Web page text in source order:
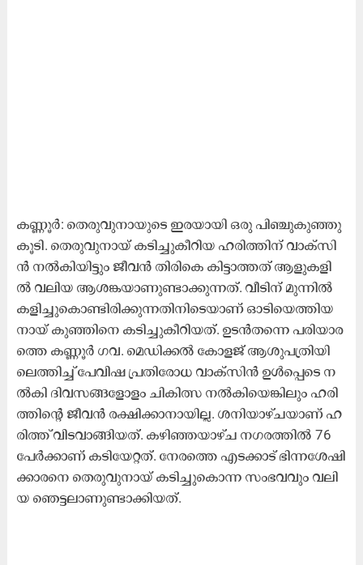
ക​ണ്ണൂ​ർ: തെ​രു​വു​നാ​യു​ടെ ഇ​ര​യാ​യി ഒ​രു പി​ഞ്ചു​കു​ഞ്ഞു​
കൂ​ടി. തെ​രു​വു​നാ​യ് ക​ടി​ച്ചു​കീ​റി​യ ഹ​രി​ത്തി​ന് വാ​ക്സി​
ൻ ന​ൽ​കി​യി​ട്ടും ജീ​വ​ൻ തി​രി​കെ കി​ട്ടാ​ത്ത​ത് ആ​ളു​ക​ളി​
ൽ വ​ലി​യ ആ​ശ​ങ്ക​യാ​ണു​ണ്ടാ​ക്കു​ന്ന​ത്. വീ​ടി​ന് മു​ന്നി​ൽ
ക​ളി​ച്ചു​കൊ​ണ്ടി​രി​ക്കു​ന്ന​തി​നി​ടെ​യാ​ണ്‌ ഓ​ടി​യെ​ത്തി​യ
നാ​യ് കു​ഞ്ഞി​നെ ക​ടി​ച്ചു​കീ​റി​യ​ത്‌. ഉ​ട​ൻ​ത​ന്നെ പ​രി​യാ​ര​
ത്തെ ക​ണ്ണൂ​ർ ഗ​വ. മെ​ഡി​ക്ക​ൽ കോ​ള​ജ്‌ ആ​ശു​പ​ത്രി​യി​
ലെ​ത്തി​ച്ച്‌ പേ​വി​ഷ പ്ര​തി​രോ​ധ വാ​ക്‌​സി​ൻ ഉ​ൾ​പ്പെ​ടെ ന​
ൽ​കി ദി​വ​സ​ങ്ങ​ളോ​ളം ചി​കി​ത്സ ന​ൽ​കി​യെ​ങ്കി​ലും ഹ​രി​
ത്തി​ന്റെ ജീ​വ​ൻ ര​ക്ഷി​ക്കാ​നാ​യി​ല്ല. ശ​നി​യാ​ഴ്ച​യാ​ണ് ഹ​
രി​ത്ത്‌ വി​ട​വാ​ങ്ങി​യ​ത്‌. ക​ഴി​ഞ്ഞ​യാ​ഴ്ച ന​ഗ​ര​ത്തി​ൽ 76
പേ​ർ​ക്കാ​ണ് ക​ടി​യേ​റ്റ​ത്. നേ​ര​ത്തെ എ​ട​ക്കാ​ട് ഭി​ന്ന​ശേ​ഷി​
ക്കാ​ര​നെ തെ​രു​വു​നാ​യ് ക​ടി​ച്ചു​കൊ​ന്ന സം​ഭ​വ​വും വ​ലി​
യ ഞെ​ട്ട​ലാ​ണു​ണ്ടാ​ക്കി​യ​ത്.